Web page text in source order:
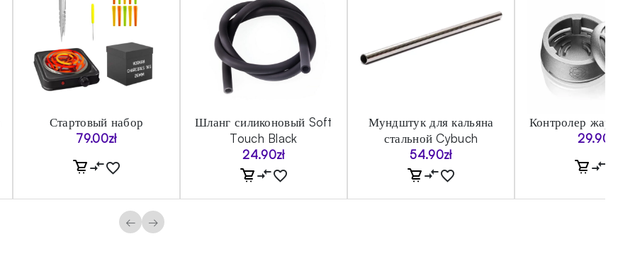
Стартовый набор
79.00zł
Шланг силиконовый Soft
Touch Black
24.90zł
Мундштук для кальяна
стальной Cybuch
54.90zł
Контролер
29.90
← →